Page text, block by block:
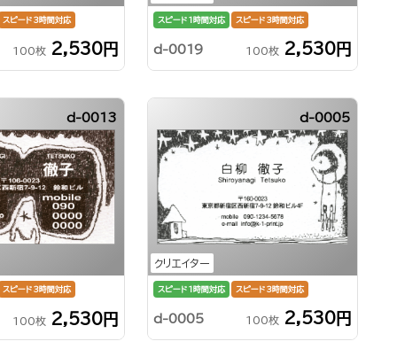
スピード3時間対応
100枚 2,530円
スピード1時間対応 スピード3時間対応
d-0019 100枚 2,530円
d-0013
スピード3時間対応
100枚 2,530円
クリエイター
d-0005
スピード1時間対応 スピード3時間対応
d-0005 100枚 2,530円